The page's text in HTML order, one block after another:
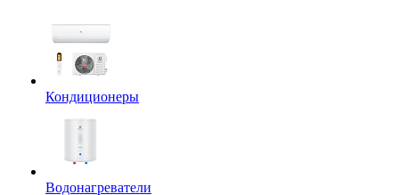
Кондиционеры
Водонагреватели